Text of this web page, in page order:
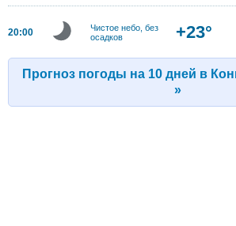
20:00
Чистое небо, без
осадков
+23°
Прогноз погоды на 10 дней в
»